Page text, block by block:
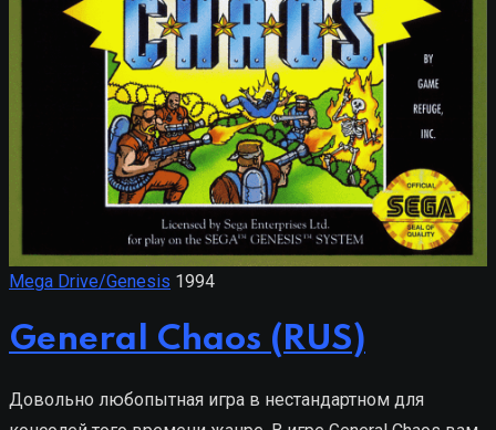
Mega Drive/Genesis 1994
General Chaos (RUS)
Довольно любопытная игра в нестандартном для